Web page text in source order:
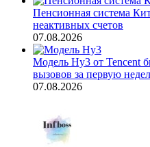
Пенсионная система
неактивных счетов
07.08.2026
Модель Hy3 от Tencent
вызовов за первую
07.08.2026